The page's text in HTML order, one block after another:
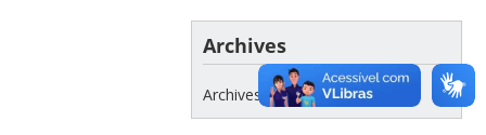
Archives
Archives